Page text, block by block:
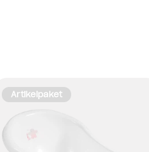
Artikelpaket